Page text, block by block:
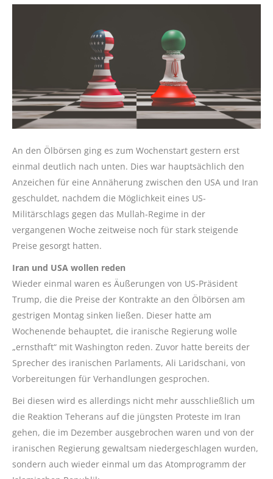
An den Ölbörsen ging es zum Wochenstart gestern erst
einmal deutlich nach unten. Dies war hauptsächlich den
Anzeichen für eine Annäherung zwischen den USA und Iran
geschuldet, nachdem die Möglichkeit eines US-
Militärschlags gegen das Mullah-Regime in der
vergangenen Woche zeitweise noch für stark steigende
Preise gesorgt hatten.
Iran und USA wollen reden
Wieder einmal waren es Äußerungen von US-Präsident
Trump, die die Preise der Kontrakte an den Ölbörsen am
gestrigen Montag sinken ließen. Dieser hatte am
Wochenende behauptet, die iranische Regierung wolle
„ernsthaft“ mit Washington reden. Zuvor hatte bereits der
Sprecher des iranischen Parlaments, Ali Laridschani, von
Vorbereitungen für Verhandlungen gesprochen.
Bei diesen wird es allerdings nicht mehr ausschließlich um
die Reaktion Teherans auf die jüngsten Proteste im Iran
gehen, die im Dezember ausgebrochen waren und von der
iranischen Regierung gewaltsam niedergeschlagen wurden,
sondern auch wieder einmal um das Atomprogramm der